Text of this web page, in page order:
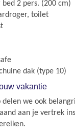
2 pers. (200 cm)
toilet
dak (type 10)
vakantie
delen we ook
aan je vertrek